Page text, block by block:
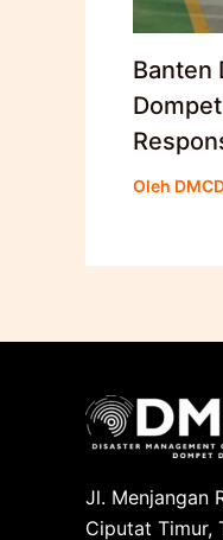
Banten
Oleh
Jl. Menjangan
Ciputat Timur,